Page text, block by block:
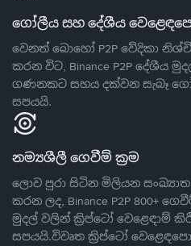
ගෝලීය සහ දේශීය
වෙනත් බොහෝ P2P වේදිකා
කරන විට, Binance P2P දේශීය
ගණනකට සහය දක්වන සැබෑ
සපයයි.
නම්‍යශීලී ගෙවීම් ක්‍රම
ලොව පුරා සිටින මිලියන
කරන ලද, Binance P2P 800+
මුදල් වලින් ක්‍රිප්ටෝ වෙළෙඳාම්
සපයයි.විවෘත ක්‍රිප්ටෝ